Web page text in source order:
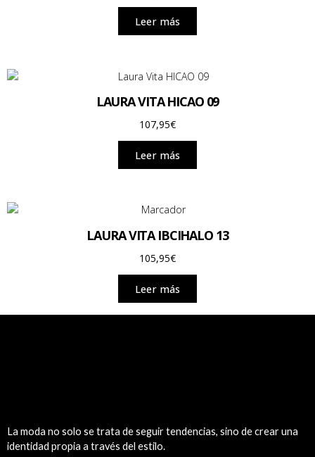
Leer más
LAURA VITA HICAO 09
107,95€
Leer más
LAURA VITA IBCIHALO 13
105,95€
Leer más
La moda no solo se trata de seguir tendencias, sino de crear una
identidad propia a través del estilo.